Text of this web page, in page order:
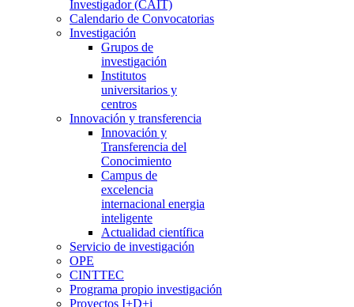
Investigador (CAIT)
Calendario de Convocatorias
Investigación
Grupos de
investigación
Institutos
universitarios y
centros
Innovación y transferencia
Innovación y
Transferencia del
Conocimiento
Campus de
excelencia
internacional energia
inteligente
Actualidad científica
Servicio de investigación
OPE
CINTTEC
Programa propio investigación
Proyectos I+D+i